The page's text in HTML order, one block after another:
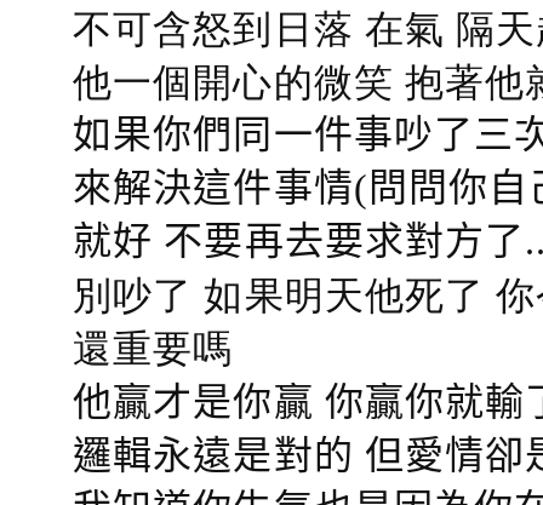
不可含怒到日落 在氣 隔
他一個開心的微笑 抱著他
如果你們同一件事吵了三
來解決這件事情(問問你
就好 不要再去要求對方
別吵了 如果明天他死了
還重要嗎
他贏才是你贏 你贏你就輸
邏輯永遠是對的 但愛情卻